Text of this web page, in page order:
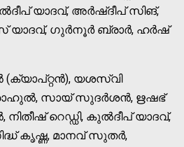
യാദവ്, അര്‍ഷ്ദീപ് സിങ്,
യാദവ്, ഗുര്‍നൂര്‍ ബ്രാര്‍, ഹര്‍ഷ്
(ക്യാപ്റ്റന്‍), യശസ്വി
സായ് സുദര്‍ശന്‍, ഋഷഭ്
നിതീഷ് റെഡ്ഡി, കുല്‍ദീപ് യാദവ്,
കൃഷ്ണ, മാനവ് സുതര്‍,